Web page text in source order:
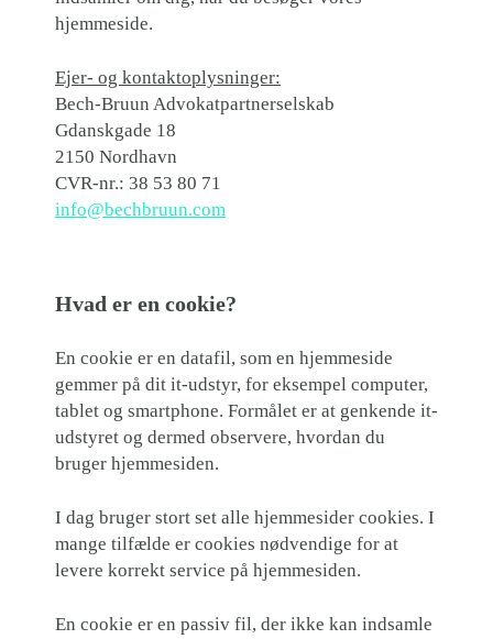
hjemmeside.
Ejer- og kontaktoplysninger:
Bech-Bruun Advokatpartnerselskab
Gdanskgade 18
2150 Nordhavn
CVR-nr.: 38 53 80 71
info@bechbruun.com
Hvad er en cookie?
En cookie er en datafil, som en hjemmeside
gemmer på dit it-udstyr, for eksempel computer,
tablet og smartphone. Formålet er at genkende it-
udstyret og dermed observere, hvordan du
bruger hjemmesiden.
I dag bruger stort set alle hjemmesider cookies. I
mange tilfælde er cookies nødvendige for at
levere korrekt service på hjemmesiden.
En cookie er en passiv fil, der ikke kan indsamle